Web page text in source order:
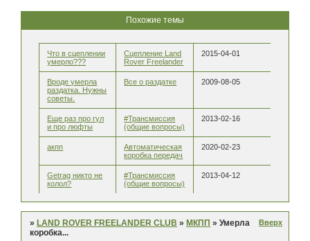
Похожие темы
Что в сцеплении
умерло???
Сцепление Land
Rover Freelander
2015-04-01
Вроде умерла
раздатка. Нужны
советы.
Все о раздатке 2009-08-05
Еще раз про гул
и про люфты
#Трансмиссия
(общие вопросы)
2013-02-16
акпп
Автоматическая
коробка передач
2020-02-23
Getrag никто не
колол?
#Трансмиссия
(общие вопросы)
2013-04-12
» LAND ROVER FREELANDER CLUB » МКПП »Умерла
коробка...
Вверх